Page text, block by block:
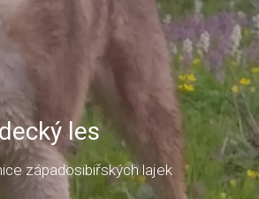
les
západosibiřských lajek